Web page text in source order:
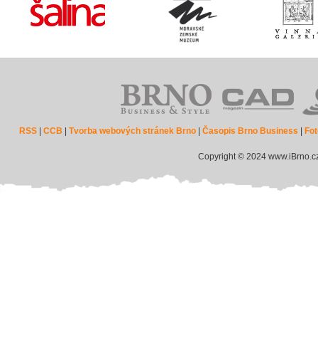
RSS |CCB |Tvorba webových stránek Brno |Časopis Brno Business
Copyright © 2024